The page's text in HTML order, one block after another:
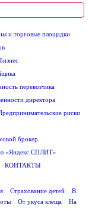
и торговые площадки
перевозчика
директора
риски
брокер
«Яндекс СПЛИТ»
КОНТАКТЫ
Страхование детей
В
От укуса клеща
На